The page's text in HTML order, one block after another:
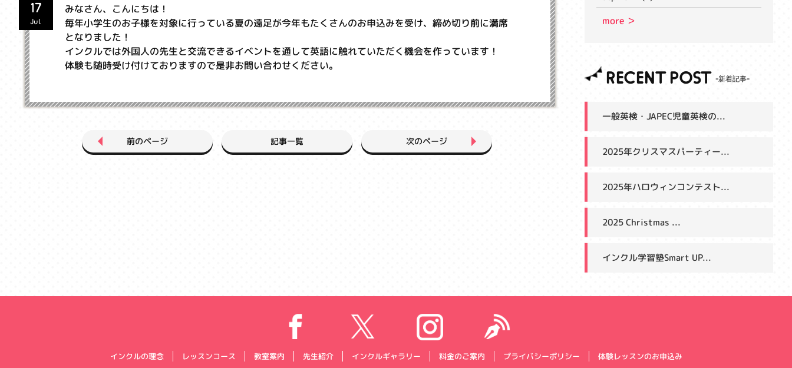
17
Jul
みなさん、こんにちは！
毎年小学生のお子様を対象に行っている夏の遠足が今年もたくさんのお申込みを受け、締め切り前に満席
となりました！
インクルでは外国人の先生と交流できるイベントを通して英語に触れていただく機会を作っています！
体験も随時受け付けておりますので是非お問い合わせください。
前のページ 記事一覧 次のページ
more ＞
RECENT POST
一般英検・JAPEC児童英検の...
2025年クリスマスパーティー...
2025年ハロウィンコンテスト...
2025 Christmas ...
インクル学習塾Smart UP...
インクルの理念 レッスンコース 教室案内 先生紹介 インクルギャラリー 料金のご案内 プライバシーポリシー 体験レッスンのお申込み